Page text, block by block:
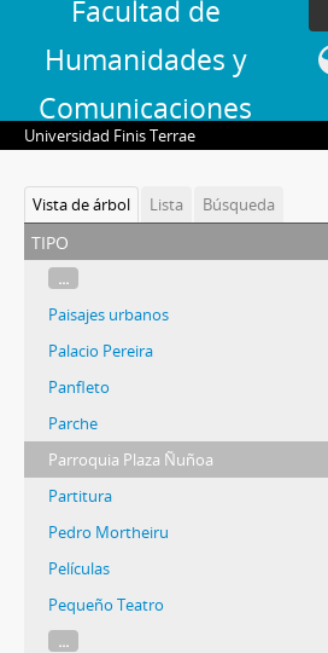
Facultad de
Humanidades y
Comunicaciones
Universidad Finis Terrae
Vista de árbol Lista Búsqueda
tipo
...
Paisajes urbanos
Palacio Pereira
Panfleto
Parche
Parroquia Plaza Ñuñoa
Partitura
Pedro Mortheiru
Películas
Pequeño Teatro
...